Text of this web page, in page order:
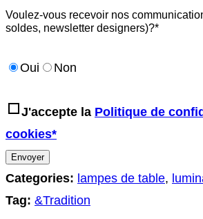
Voulez-vous recevoir nos
soldes, newsletter designers)?*
Oui Non
J'accepte la Politique de
cookies*
Categories: lampes de table,
Tag: &Tradition